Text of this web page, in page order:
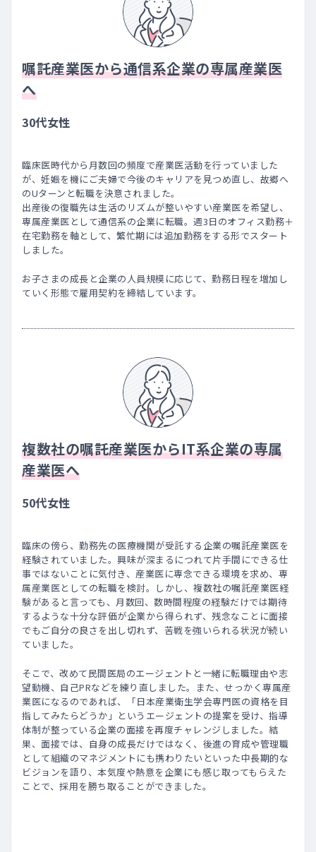
嘱託産業医から通信系企業の専属産業医
へ
30代女性
臨床医時代から月数回の頻度で産業医活動を行っていました
が、妊娠を機にご夫婦で今後のキャリアを見つめ直し、故郷へ
のUターンと転職を決意されました。
出産後の復職先は生活のリズムが整いやすい産業医を希望し、
専属産業医として通信系の企業に転職。週3日のオフィス勤務＋
在宅勤務を軸として、繁忙期には追加勤務をする形でスタート
しました。
お子さまの成長と企業の人員規模に応じて、勤務日程を増加し
ていく形態で雇用契約を締結しています。
複数社の嘱託産業医からIT系企業の専属
産業医へ
50代女性
臨床の傍ら、勤務先の医療機関が受託する企業の嘱託産業医を
経験されていました。興味が深まるにつれて片手間にできる仕
事ではないことに気付き、産業医に専念できる環境を求め、専
属産業医としての転職を検討。しかし、複数社の嘱託産業医経
験があると言っても、月数回、数時間程度の経験だけでは期待
するような十分な評価が企業から得られず、残念なことに面接
でもご自分の良さを出し切れず、苦戦を強いられる状況が続い
ていました。
そこで、改めて民間医局のエージェントと一緒に転職理由や志
望動機、自己PRなどを練り直しました。また、せっかく専属産
業医になるのであれば、「日本産業衛生学会専門医の資格を目
指してみたらどうか」というエージェントの提案を受け、指導
体制が整っている企業の面接を再度チャレンジしました。結
果、面接では、自身の成長だけではなく、後進の育成や管理職
として組織のマネジメントにも携わりたいといった中長期的な
ビジョンを語り、本気度や熱意を企業にも感じ取ってもらえた
ことで、採用を勝ち取ることができました。